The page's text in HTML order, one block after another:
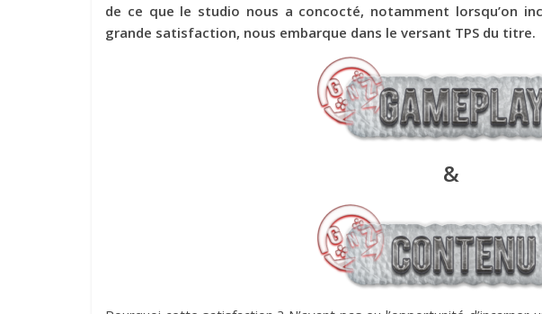
de ce que le studio nous a concocté, notamment lorsqu’on
grande satisfaction, nous embarque dans le versant TPS du titre.
&